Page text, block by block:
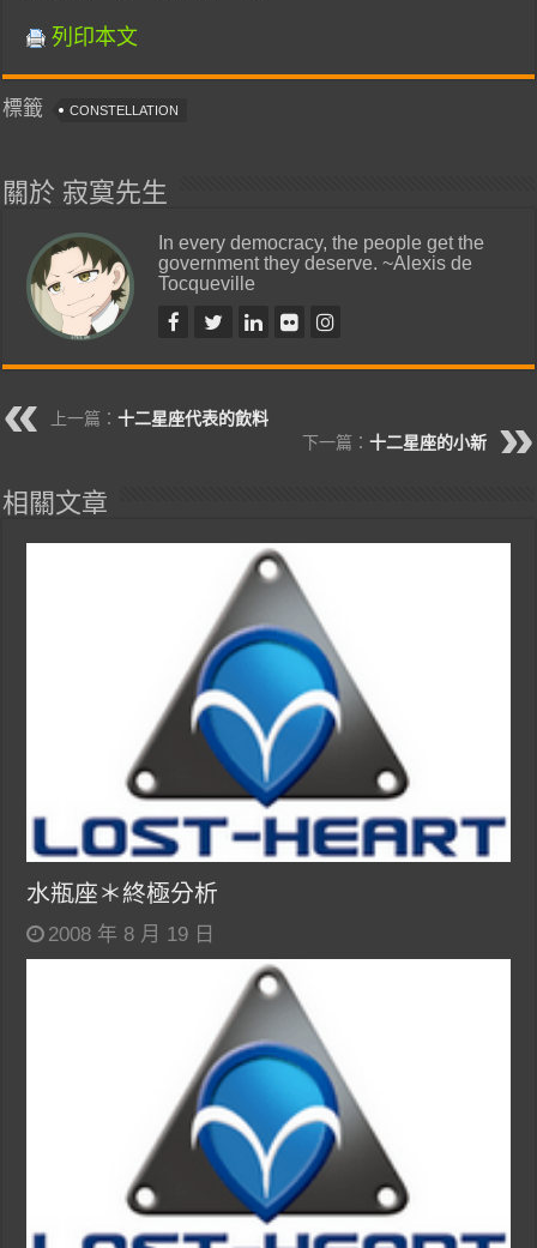
列印本文
標籤 CONSTELLATION
關於 寂寞先生
In every democracy, the people get the
government they deserve. ~Alexis de
Tocqueville
上一篇：十二星座代表的飲料
下一篇： 十二星座的小新
相關文章
水瓶座＊終極分析
2008 年 8 月 19 日